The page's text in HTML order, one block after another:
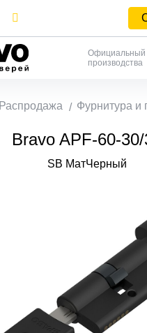
Официальный
производства
Распродажа Фурнитура и
Bravo AРF-60-
SB МатЧерный